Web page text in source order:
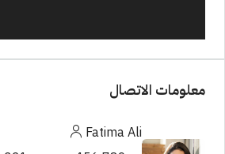
معلومات الاتصال
Fatima Ali